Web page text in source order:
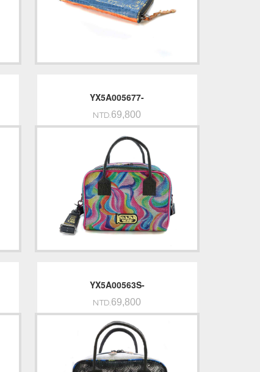
YX5A005677-
NTD.69,800
YX5A00563S-
NTD.69,800